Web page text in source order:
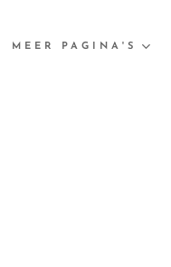
MEER PAGINA'S